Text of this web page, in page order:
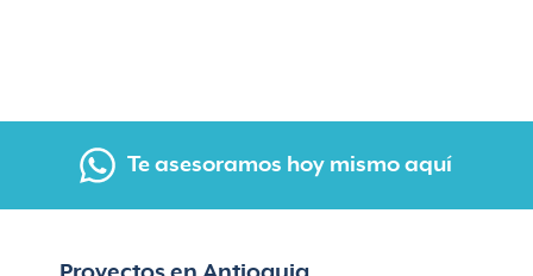
Te asesoramos hoy mismo aquí